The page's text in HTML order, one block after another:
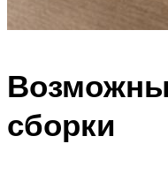
сборки